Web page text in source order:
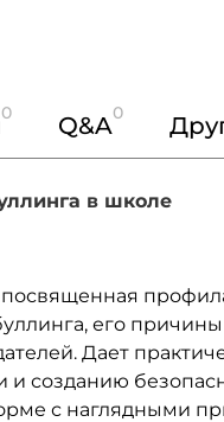
0 Q&A0
в школе
его причины
Дает
и созданию
с наглядными